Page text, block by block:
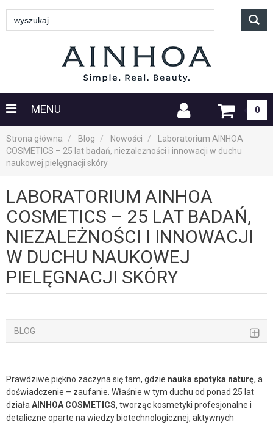
MENU 0
Strona główna Blog Nowości
Laboratorium AINHOA
COSMETICS – 25 lat badań, niezależności i innowacji w duchu
naukowej pielęgnacji skóry
LABORATORIUM AINHOA
COSMETICS – 25 LAT BADAŃ,
NIEZALEŻNOŚCI I INNOWACJI
W DUCHU NAUKOWEJ
PIELĘGNACJI SKÓRY
BLOG
Prawdziwe piękno zaczyna się tam, gdzie nauka spotyka naturę, a
doświadczenie – zaufanie. Właśnie w tym duchu od ponad 25 lat
działa AINHOA COSMETICS, tworząc kosmetyki profesjonalne i
detaliczne oparte na wiedzy biotechnologicznej, aktywnych